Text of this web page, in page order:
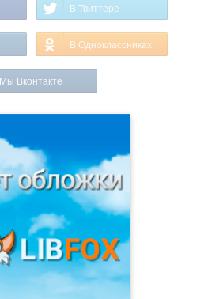
В Твиттере
В Одноклассниках
Мы Вконтакте